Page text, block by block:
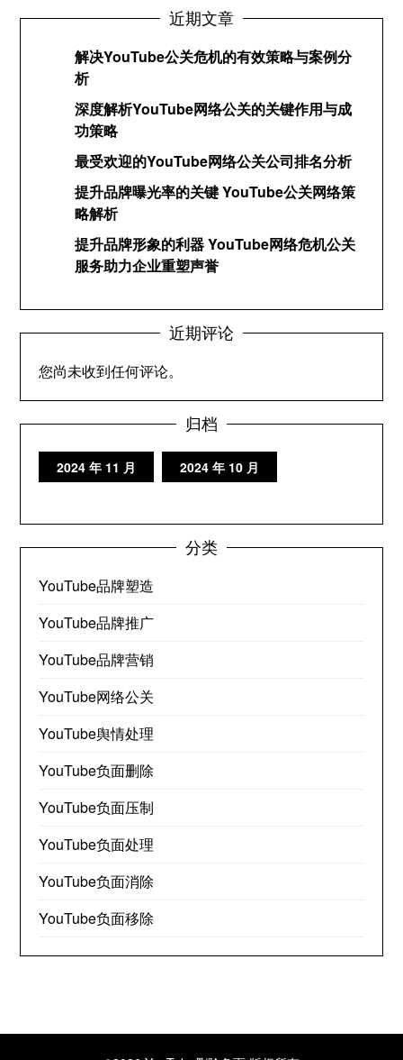
近期文章
解决YouTube公关危机的有效策略与案例分
析
深度解析YouTube网络公关的关键作用与成
功策略
最受欢迎的YouTube网络公关公司排名分析
提升品牌曝光率的关键 YouTube公关网络策
略解析
提升品牌形象的利器 YouTube网络危机公关
服务助力企业重塑声誉
近期评论
您尚未收到任何评论。
归档
2024 年 11 月 2024 年 10 月
分类
YouTube品牌塑造
YouTube品牌推广
YouTube品牌营销
YouTube网络公关
YouTube舆情处理
YouTube负面删除
YouTube负面压制
YouTube负面处理
YouTube负面消除
YouTube负面移除